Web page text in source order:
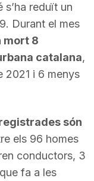
s’ha reduït un
Durant el mes
mort 8
catalana,
2021 i 6 menys
són
els 96 homes
conductors, 3
fa a les